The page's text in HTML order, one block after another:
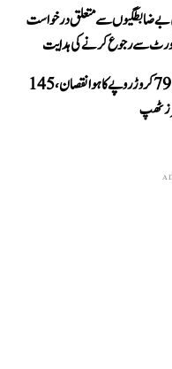
بے ضابطگیوں سے متعلق درخواست
سے رجوع کرنے کی ہدایت
ہماچل پردیش: مانسون میں 798 کروڑ روپے کا ہوا نقصان، 145